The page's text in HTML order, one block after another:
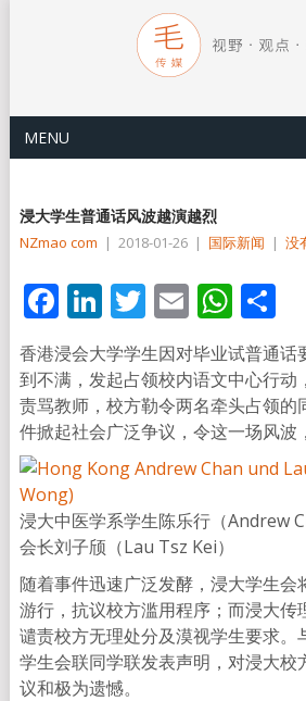
MENU
浸大学生普通话风波越演越烈
NZmao com | 2018-01-26 | 国际新闻 | 没
Facebook
LinkedIn
Twitter
Email分
香港浸会大学学生因对毕业试普通话
到不满，发起占领校内语文中心行动
责骂教师，校方勒令两名牵头占领的
件掀起社会广泛争议，令这一场风波
浸大中医学系学生陈乐行（Andrew
会长刘子颀（Lau Tsz Kei）
随着事件迅速广泛发酵，浸大学生会
游行，抗议校方滥用程序；而浸大传
谴责校方无理处分及漠视学生要求。
学生会联同学联发表声明，对浸大校
议和极为遗憾。